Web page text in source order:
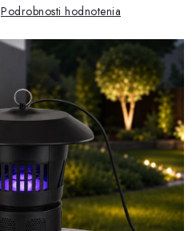
Podrobnosti hodnotenia